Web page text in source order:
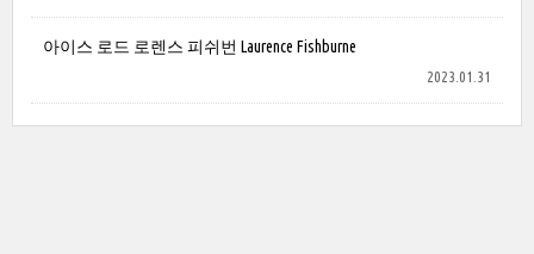
아이스 로드 로렌스 피쉬번 Laurence Fishburne
2023.01.31